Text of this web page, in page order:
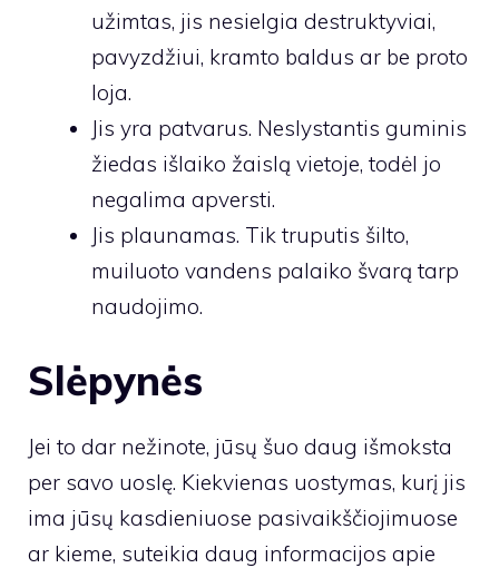
užimtas, jis nesielgia destruktyviai,
pavyzdžiui, kramto baldus ar be proto
loja.
Jis yra patvarus. Neslystantis guminis
žiedas išlaiko žaislą vietoje, todėl jo
negalima apversti.
Jis plaunamas. Tik truputis šilto,
muiluoto vandens palaiko švarą tarp
naudojimo.
Slėpynės
Jei to dar nežinote, jūsų šuo daug išmoksta
per savo uoslę. Kiekvienas uostymas, kurį jis
ima jūsų kasdieniuose pasivaikščiojimuose
ar kieme, suteikia daug informacijos apie